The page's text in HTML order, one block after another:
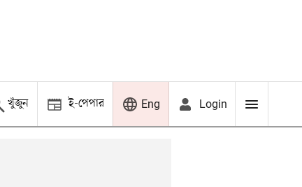
খুঁজুন ই-পেপার Eng Login